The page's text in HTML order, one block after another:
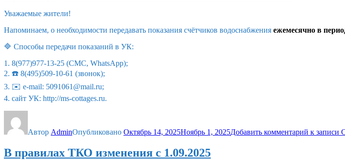
Уважаемые жители!
Напоминаем, о необходимости передавать показания счётчиков водоснабжения ежемесячно в
🔷 Способы передачи показаний в УК:
1. 8(977)977-13-25 (СМС, WhatsApp);
2. ☎️ 8(495)509-10-61 (звонок);
3. ✉️ e-mail: 5091061@mail.ru;
4. сайт УК: http://ms-cottages.ru.
Автор AdminОпубликовано Октябрь 14, 2025Ноябрь 1, 2025Добавить комментарий к записи
В правилах ТКО изменения с 1.09.2025